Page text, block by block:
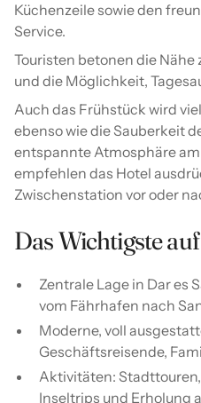
Küchenzeile sowie den
Service.
Touristen betonen die Nähe
und die Möglichkeit,
Auch das Frühstück wird
ebenso wie die Sauberkeit
entspannte Atmosphäre
empfehlen das Hotel
Zwischenstation vor oder
Das Wichtigste
Zentrale Lage in Dar es
vom Fährhafen nach
Moderne, voll
Geschäftsreisende,
Aktivitäten:
Inseltrips und Erholung